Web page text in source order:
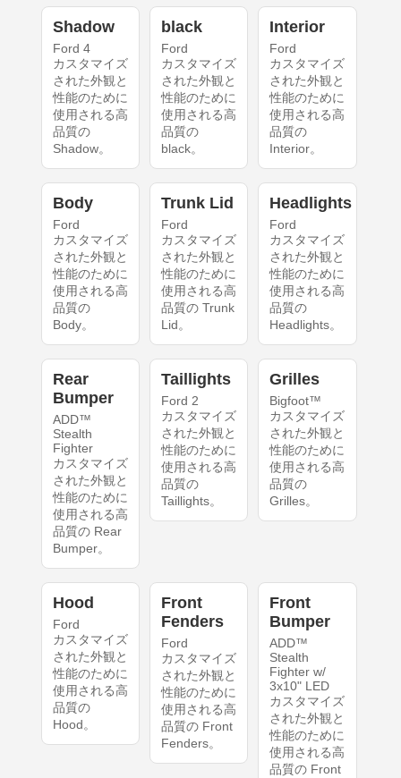
Shadow
Ford 4
カスタマイズ
された外観と
性能のために
使用される高
品質の
Shadow。
black
Ford
カスタマイズ
された外観と
性能のために
使用される高
品質の
black。
Interior
Ford
カスタマイズ
された外観と
性能のために
使用される高
品質の
Interior。
Body
Ford
カスタマイズ
された外観と
性能のために
使用される高
品質の
Body。
Trunk Lid
Ford
カスタマイズ
された外観と
性能のために
使用される高
品質の Trunk
Lid。
Headlights
Ford
カスタマイズ
された外観と
性能のために
使用される高
品質の
Headlights。
Rear
Bumper
ADD™
Stealth
Fighter
カスタマイズ
された外観と
性能のために
使用される高
品質の Rear
Bumper。
Taillights
Ford 2
カスタマイズ
された外観と
性能のために
使用される高
品質の
Taillights。
Grilles
Bigfoot™
カスタマイズ
された外観と
性能のために
使用される高
品質の
Grilles。
Hood
Ford
カスタマイズ
された外観と
性能のために
使用される高
品質の
Hood。
Front
Fenders
Ford
カスタマイズ
された外観と
性能のために
使用される高
品質の Front
Fenders。
Front
Bumper
ADD™
Stealth
Fighter w/
3x10" LED
カスタマイズ
された外観と
性能のために
使用される高
品質の Front